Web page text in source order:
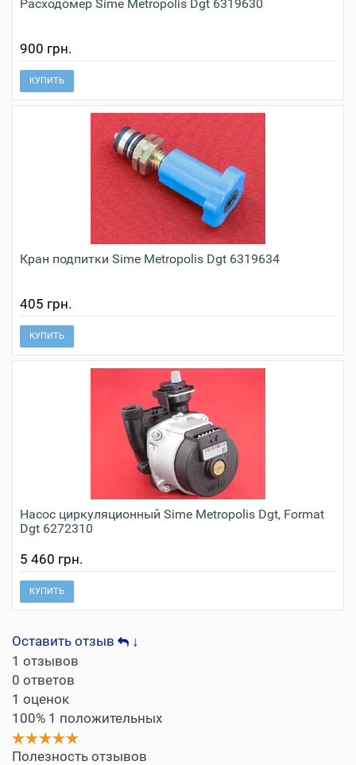
Расходомер Sime Metropolis Dgt 6319630
900 грн.
КУПИТЬ
Кран подпитки Sime Metropolis Dgt 6319634
405 грн.
КУПИТЬ
Насос циркуляционный Sime Metropolis Dgt, Format
Dgt 6272310
5 460 грн.
КУПИТЬ
Оставить отзыв
↓
1 отзывов
0 ответов
1 оценок
100% 1 положительных
Полезность отзывов